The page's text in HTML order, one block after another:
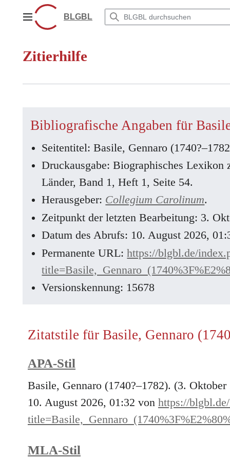
springenHauptmenüBLGBL
Zitierhilfe
Bibliografische Angaben für
Seitentitel: Basile, Gennaro
Druckausgabe: Biographisches Lexikon
Länder, Band 1, Heft 1, Seite 54.
Herausgeber: Collegium Carolinum.
Zeitpunkt der letzten Bearbeitung: 3.
Datum des Abrufs: 10. August 2026,
Permanente URL:https://blgbl.de/
Versionskennung: 15678
Zitatstile für Basile, Gennaro
APA-Stil
Basile, Gennaro (1740?–1782). (3.
10. August 2026, 01:32 von https://
MLA-Stil